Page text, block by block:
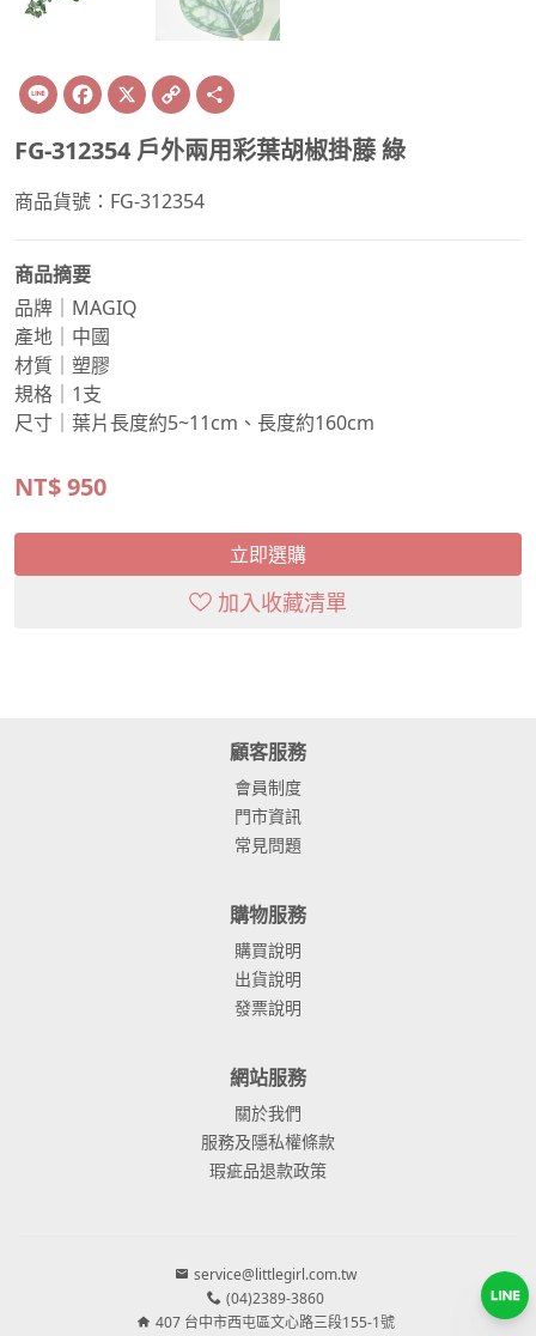
Line Facebook
X Copy
Link
FG-312354 戶外兩用彩葉胡椒掛藤 綠
商品貨號：FG-312354
商品摘要
品牌｜MAGIQ
產地｜中國
材質｜塑膠
規格｜1支
尺寸｜葉片長度約5~11cm、長度約160cm
NT$950
立即選購
加入收藏清單
顧客服務
會員制度
門市資訊
常見問題
購物服務
購買說明
出貨說明
發票說明
網站服務
關於我們
服務及隱私權條款
瑕疵品退款政策
service@littlegirl.com.tw
(04)2389-3860
407 台中市西屯區文心路三段155-1號